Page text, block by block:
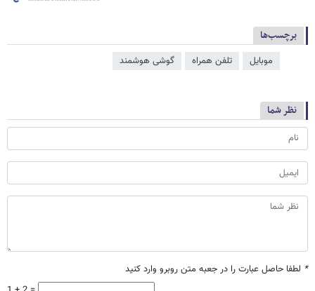
برچسب‌ها
موبایل تلفن همراه گوشی هوشمند
نظر شما
* لطفا حاصل عبارت را در جعبه متن روبرو وارد کنید